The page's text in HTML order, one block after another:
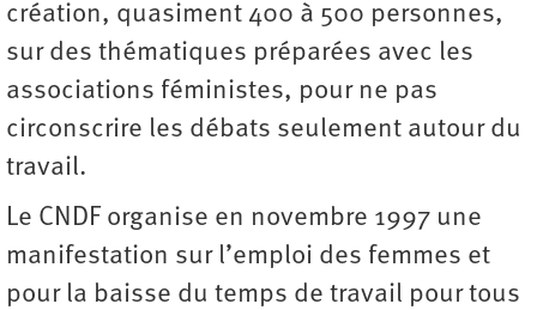
création, quasiment 400 à 500 personnes,
sur des thématiques préparées avec les
associations féministes, pour ne pas
circonscrire les débats seulement autour du
travail.
Le CNDF organise en novembre 1997 une
manifestation sur l’emploi des femmes et
pour la baisse du temps de travail pour tous